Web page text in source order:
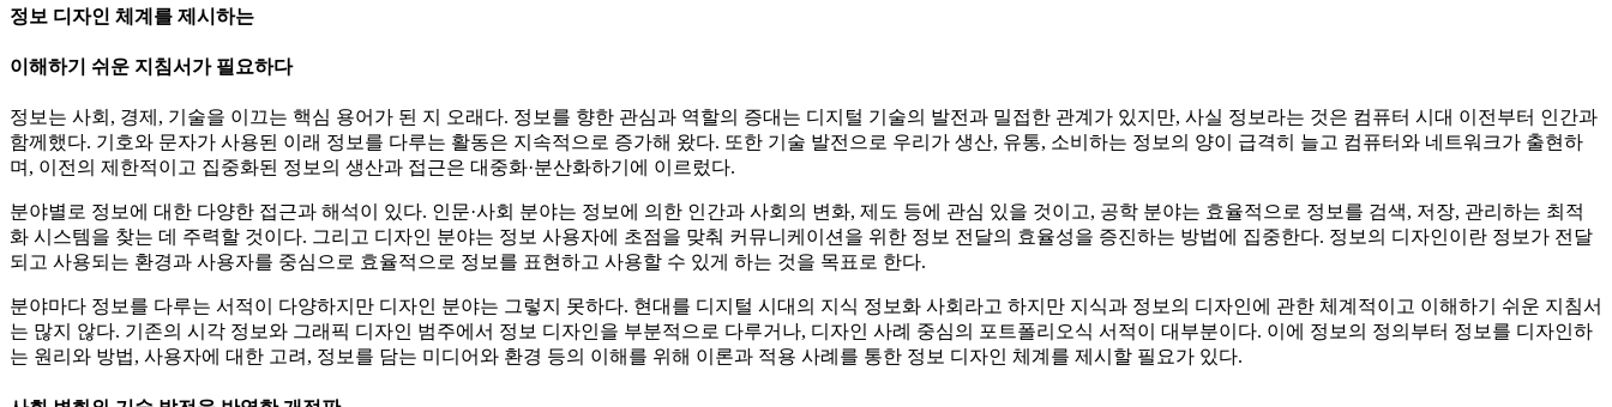
정보 디자인 체계를 제시하는
이해하기 쉬운 지침서가 필요하다
정보는 사회, 경제, 기술을 이끄는 핵심 용어가 된 지 오래다. 정보를 향한 관심과 역할의 증대는 디지털 기술의 발전과 밀접한 관계가 있지만, 사실 정보라는 것은 컴퓨터 시대 이전부터 인간과
함께했다. 기호와 문자가 사용된 이래 정보를 다루는 활동은 지속적으로 증가해 왔다. 또한 기술 발전으로 우리가 생산, 유통, 소비하는 정보의 양이 급격히 늘고 컴퓨터와 네트워크가 출현하
며, 이전의 제한적이고 집중화된 정보의 생산과 접근은 대중화·분산화하기에 이르렀다.
분야별로 정보에 대한 다양한 접근과 해석이 있다. 인문·사회 분야는 정보에 의한 인간과 사회의 변화, 제도 등에 관심 있을 것이고, 공학 분야는 효율적으로 정보를 검색, 저장, 관리하는 최적
화 시스템을 찾는 데 주력할 것이다. 그리고 디자인 분야는 정보 사용자에 초점을 맞춰 커뮤니케이션을 위한 정보 전달의 효율성을 증진하는 방법에 집중한다. 정보의 디자인이란 정보가 전달
되고 사용되는 환경과 사용자를 중심으로 효율적으로 정보를 표현하고 사용할 수 있게 하는 것을 목표로 한다.
분야마다 정보를 다루는 서적이 다양하지만 디자인 분야는 그렇지 못하다. 현대를 디지털 시대의 지식 정보화 사회라고 하지만 지식과 정보의 디자인에 관한 체계적이고 이해하기 쉬운 지침서
는 많지 않다. 기존의 시각 정보와 그래픽 디자인 범주에서 정보 디자인을 부분적으로 다루거나, 디자인 사례 중심의 포트폴리오식 서적이 대부분이다. 이에 정보의 정의부터 정보를 디자인하
는 원리와 방법, 사용자에 대한 고려, 정보를 담는 미디어와 환경 등의 이해를 위해 이론과 적용 사례를 통한 정보 디자인 체계를 제시할 필요가 있다.